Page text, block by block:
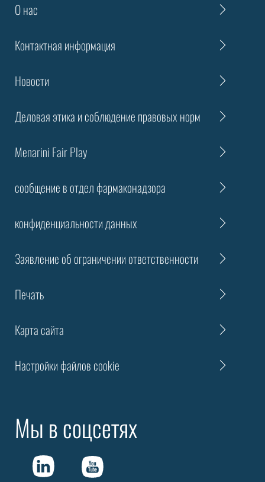
О нас
Контактная информация
Новости
Деловая этика и соблюдение правовых норм
Menarini Fair Play
сообщение в отдел фармаконадзора
конфиденциальности данных
Заявление об ограничении ответственности
Печать
Карта сайта
Настройки файлов cookie
Мы в соцсетях